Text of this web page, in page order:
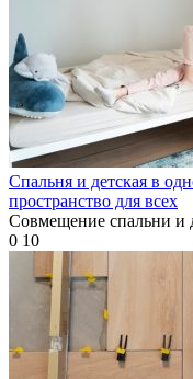
Спальня и детская в
пространство для всех
Совмещение спальни и
0 10